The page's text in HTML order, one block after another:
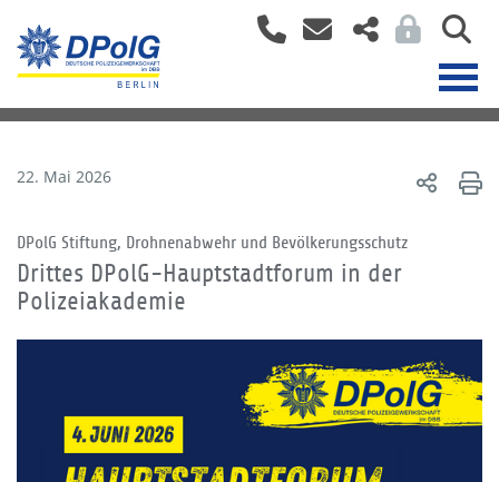
22. Mai 2026
DPolG Stiftung, Drohnenabwehr und Bevölkerungsschutz
Drittes DPolG-Hauptstadtforum in der
Polizeiakademie